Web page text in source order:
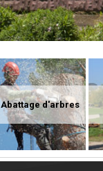
Abattage d'arbres